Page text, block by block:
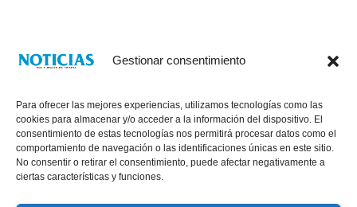
Gestionar consentimiento
Para ofrecer las mejores experiencias, utilizamos tecnologías como las
cookies para almacenar y/o acceder a la información del dispositivo. El
consentimiento de estas tecnologías nos permitirá procesar datos como el
comportamiento de navegación o las identificaciones únicas en este sitio.
No consentir o retirar el consentimiento, puede afectar negativamente a
ciertas características y funciones.
® Derechos Reservados 2026|